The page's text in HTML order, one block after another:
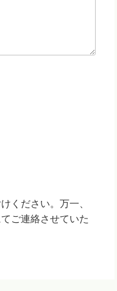
ください。万一、
ご連絡させていた